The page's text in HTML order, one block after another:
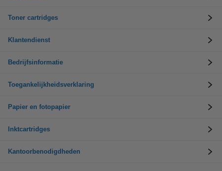
Toner cartridges
Klantendienst
Bedrijfsinformatie
Toegankelijkheidsverklaring
Papier en fotopapier
Inktcartridges
Kantoorbenodigdheden